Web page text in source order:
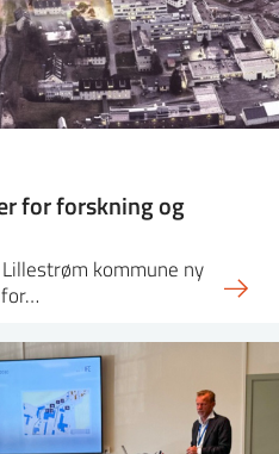
for forskning og
kommune ny